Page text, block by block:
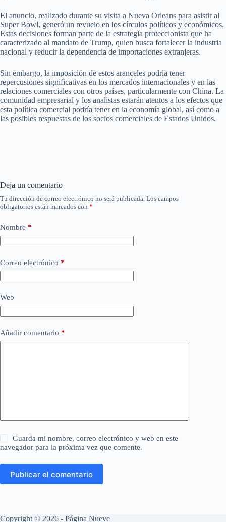
El anuncio, realizado durante su visita a Nueva Orleans para asistir al
Super Bowl, generó un revuelo en los círculos políticos y económicos.
Estas decisiones forman parte de la estrategia proteccionista que ha
caracterizado al mandato de Trump, quien busca fortalecer la industria
nacional y reducir la dependencia de importaciones extranjeras.
Sin embargo, la imposición de estos aranceles podría tener
repercusiones significativas en los mercados internacionales y en las
relaciones comerciales con otros países, particularmente con China. La
comunidad empresarial y los analistas estarán atentos a los efectos que
esta política comercial podría tener en la economía global, así como a
las posibles respuestas de los socios comerciales de Estados Unidos.
Deja un comentario
Tu dirección de correo electrónico no será publicada. Los campos
obligatorios están marcados con *
Nombre *
Correo electrónico *
Web
Añadir comentario *
Guarda mi nombre, correo electrónico y web en este
navegador para la próxima vez que comente.
Publicar el comentario
Copyright © 2026 - Página Nueve